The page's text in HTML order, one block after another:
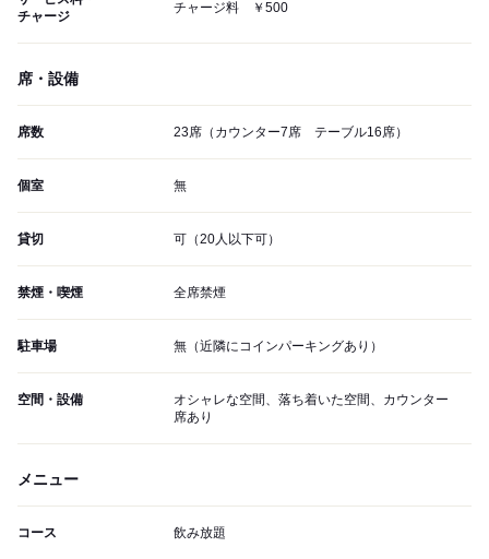
チャージ
チャージ料 ￥500
席・設備
席数 23席（カウンター7席 テーブル16席）
個室 無
貸切 可（20人以下可）
禁煙・喫煙 全席禁煙
駐車場 無（近隣にコインパーキングあり）
空間・設備
オシャレな空間、落ち着いた空間、カウンター
席あり
メニュー
コース 飲み放題